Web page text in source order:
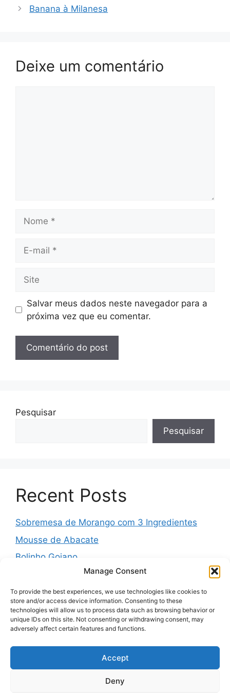
Manage Consent
To provide the best experiences, we use technologies like cookies to
store and/or access device information. Consenting to these
technologies will allow us to process data such as browsing behavior or
unique IDs on this site. Not consenting or withdrawing consent, may
adversely affect certain features and functions.
Accept
Deny
Banana à Milanesa
Deixe um comentário
mail
Salvar meus dados neste navegador para a
próxima vez que eu comentar.
Pesquisar
Pesquisar
Recent Posts
Sobremesa de Morango com 3 Ingredientes
Mousse de Abacate
Bolinho Goiano
Muffins Salgados de Legumes
Recent Comments
A WordPress Commenterem